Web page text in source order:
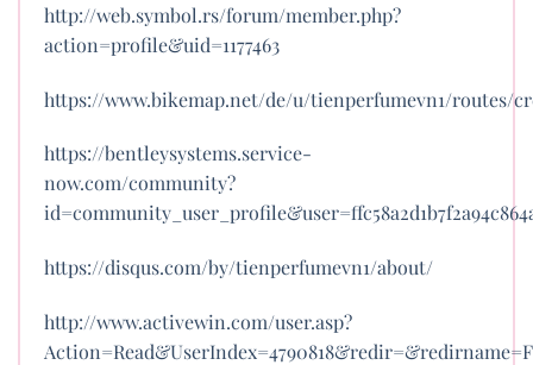
http://web.symbol.rs/forum/member.php?
action=profile&uid=1177463
https://www.bikemap.net/de/u/tienperfumevn1/routes/
https://bentleysystems.service-
now.com/community?
https://disqus.com/by/tienperfumevn1/about/
http://www.activewin.com/user.asp?